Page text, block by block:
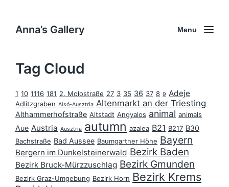
Anna’s Gallery Menu
Tag Cloud
1 10 1116 181 2. Molostraße 27 3 35 36 37 8 9 Adeje
Adlitzgraben Alsó-Ausztria Altenmarkt an der Triesting
Althammerhofstraße Altstadt Angyalos animal animals
Aue Austria Ausztria autumn azalea B21 B217 B30
Bachstraße Bad Aussee Baumgartner Höhe Bayern
Bergern im Dunkelsteinerwald Bezirk Baden
Bezirk Bruck-Mürzzuschlag Bezirk Gmunden
Bezirk Graz-Umgebung Bezirk Horn Bezirk Krems